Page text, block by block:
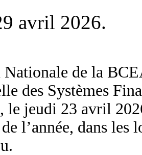
avril 2026.
de la
des Systèmes
le jeudi 23 avril
l’année, dans